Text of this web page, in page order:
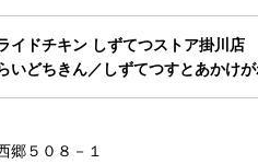
イドチキン しずてつストア掛川店
いどちきん／しずてつすとあかけ
郷５０８－１